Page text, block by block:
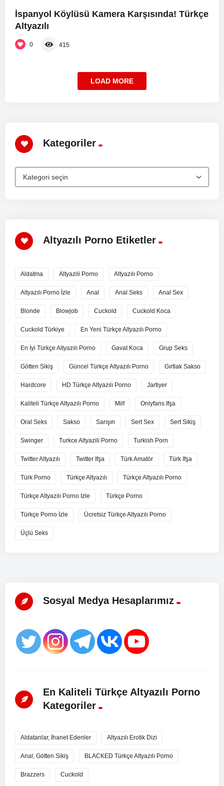
İspanyol Köylüsü Kamera Karşısında! Türkçe
Altyazılı
0 415
LOAD MORE
Kategoriler
Altyazılı Porno Etiketler
Aldatma Altyazili Porno Altyazılı Porno
Altyazılı Porno İzle Anal Anal Seks Anal Sex
Blonde Blowjob Cuckold Cuckold Koca
Cuckold Türkiye En Yeni Türkçe Altyazılı Porno
En İyi Türkçe Altyazılı Porno Gavat Koca Grup Seks
Götten Sikiş Güncel Türkçe Altyazılı Porno Gırtlak Sakso
Hardcore HD Türkçe Altyazılı Porno Jartiyer
Kaliteli Türkçe Altyazılı Porno Milf Onlyfans Ifşa
Oral Seks Sakso Sarışın Sert Sex Sert Sikiş
Swinger Turkce Altyazili Porno Turkish Porn
Twitter Altyazılı Twitter Ifşa Türk Amatör Türk Ifşa
Türk Porno Türkçe Altyazılı Türkçe Altyazılı Porno
Türkçe Altyazılı Porno Izle Türkçe Porno
Türkçe Porno İzle Ücretsiz Türkçe Altyazılı Porno
Üçlü Seks
Sosyal Medya Hesaplarımız
En Kaliteli Türkçe Altyazılı Porno
Kategoriler
Aldatanlar, İhanet Edenler Altyazılı Erotik Dizi
Anal, Götten Sikiş BLACKED Türkçe Altyazılı Porno
Brazzers Cuckold